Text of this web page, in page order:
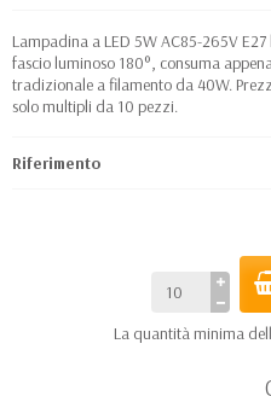
Lampadina a LED 5W AC85-265V
fascio luminoso 180°, consuma
tradizionale a filamento da 40W.
solo multipli da 10 pezzi.
Riferimento
La quantità minima